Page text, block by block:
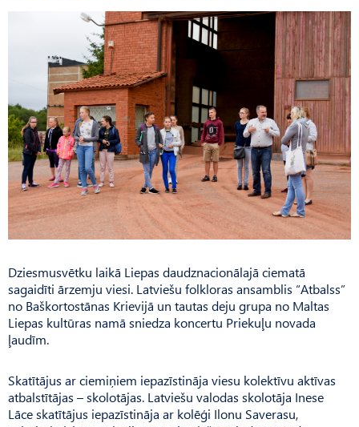
Dziesmusvētku laikā Liepas daudznacionālajā ciematā
sagaidīti ārzemju viesi. Latviešu folkloras ansamblis “Atbalss”
no Baškortostānas Krievijā un tautas deju grupa no Maltas
Liepas kultūras namā sniedza koncertu Priekuļu novada
ļaudīm.
Skatītājus ar ciemiņiem iepazīstināja viesu kolektīvu aktīvas
atbalstītājas – skolotājas. Lat­viešu valodas skolotāja Inese
Lāce skatītājus iepazīstināja ar kolēģi Ilonu Saverasu,